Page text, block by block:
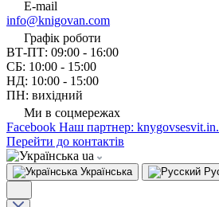
E-mail
info@knigovan.com
Графік роботи
ВТ-ПТ: 09:00 - 16:00
СБ: 10:00 - 15:00
НД: 10:00 - 15:00
ПН: вихідний
Ми в соцмережах
Facebook Наш партнер:
Перейти до контактів
ua
Українська